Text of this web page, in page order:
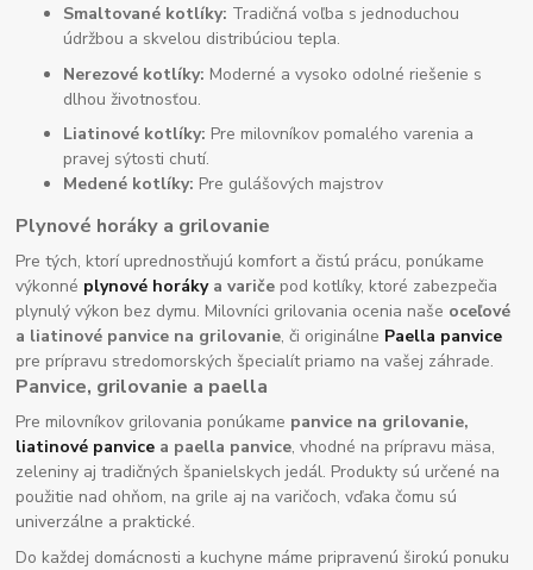
Smaltované kotlíky: Tradičná voľba s jednoduchou
údržbou a skvelou distribúciou tepla.
Nerezové kotlíky: Moderné a vysoko odolné riešenie s
dlhou životnosťou.
Liatinové kotlíky: Pre milovníkov pomalého varenia a
pravej sýtosti chutí.
Medené kotlíky: Pre gulášových majstrov
Plynové horáky a grilovanie
Pre tých, ktorí uprednostňujú komfort a čistú prácu, ponúkame
výkonné plynové horákya variče pod kotlíky, ktoré zabezpečia
plynulý výkon bez dymu. Milovníci grilovania ocenia naše oceľové
a liatinové panvice na grilovanie, či originálne Paella panvice
pre prípravu stredomorských špecialít priamo na vašej záhrade.
Panvice, grilovanie a paella
Pre milovníkov grilovania ponúkame panvice na grilovanie,
liatinové panvice a paella panvice, vhodné na prípravu mäsa,
zeleniny aj tradičných španielskych jedál. Produkty sú určené na
použitie nad ohňom, na grile aj na varičoch, vďaka čomu sú
univerzálne a praktické.
Do každej domácnosti a kuchyne máme pripravenú širokú ponuku